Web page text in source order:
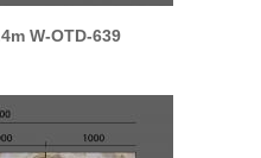
W-OTD-639